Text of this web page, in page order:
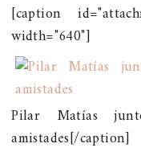
[caption
width="640"]
Pilar Matías
amistades[/caption]